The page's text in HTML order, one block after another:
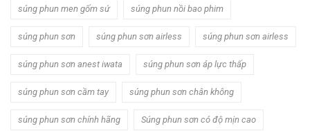
súng phun men gốm sứ súng phun nồi bao phim
súng phun sơn súng phun sơn airless súng phun sơn airless
súng phun sơn anest iwata súng phun sơn áp lực thấp
súng phun sơn cầm tay súng phun sơn chân không
súng phun sơn chính hãng Súng phun sơn có độ mịn cao